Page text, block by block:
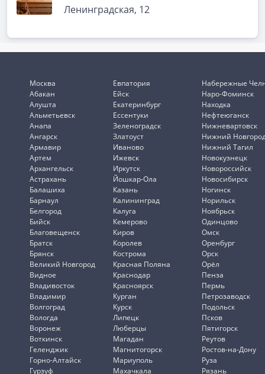
Ленинградская, 12
Москва
Абакан
Алушта
Альметьевск
Анапа
Ангарск
Армавир
Артем
Архангельск
Астрахань
Балашиха
Барнаул
Белгород
Бийск
Благовещенск
Братск
Брянск
Великий Новгород
Видное
Владивосток
Владимир
Волгоград
Вологда
Воронеж
Воткинск
Геленджик
Горно-Алтайск
Гурзуф
Евпатория
Ейск
Екатеринбург
Ессентуки
Зеленоградск
Златоуст
Иваново
Ижевск
Иркутск
Йошкар-Ола
Казань
Калининград
Калуга
Кемерово
Киров
Королев
Кострома
Красная Поляна
Краснодар
Красноярск
Курган
Курск
Липецк
Люберцы
Магадан
Магнитогорск
Мариуполь
Махачкала
Набережные
Наро-Фоминск
Находка
Нефтеюганск
Нижневартовск
Нижний
Нижний Тагил
Новокузнецк
Новороссийск
Новосибирск
Ногинск
Норильск
Ноябрьск
Одинцово
Омск
Оренбург
Орск
Орёл
Пенза
Пермь
Петрозаводск
Подольск
Псков
Пятигорск
Реутов
Ростов-на-Дону
Руза
Рязань